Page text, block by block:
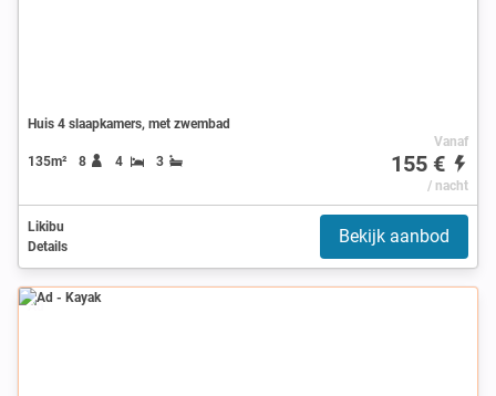
Huis 4 slaapkamers, met zwembad
135m² 8 4 3
Vanaf
155 €
/ nacht
Likibu
Details
Bekijk aanbod
Ad